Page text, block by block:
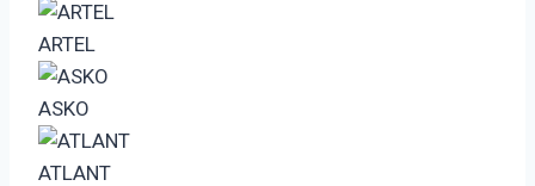
ARTEL
ASKO
ATLANT